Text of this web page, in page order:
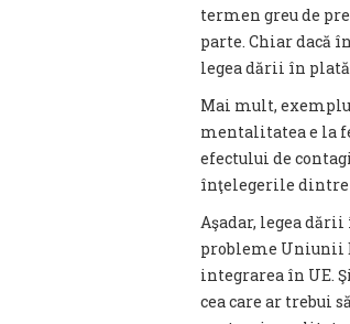
termen greu de
parte. Chiar dacă
legea dării în
Mai mult,
mentalitatea e la
efectului de
înţelegerile dintre
Aşadar, legea
probleme Uniunii
integrarea în UE.
cea care ar trebui